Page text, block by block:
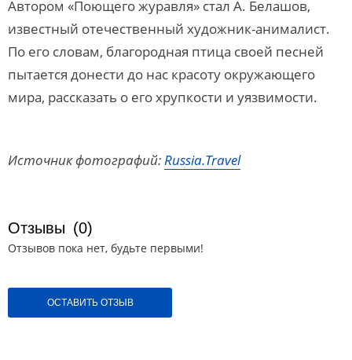
Автором «Поющего журавля» стал А. Белашов,
известный отечественный художник-анималист.
По его словам, благородная птица своей песней
пытается донести до нас красоту окружающего
мира, рассказать о его хрупкости и уязвимости.
Источник фотографий:Russia.Travel
Отзывы (0)
Отзывов пока нет, будьте первыми!
ОСТАВИТЬ ОТЗЫВ